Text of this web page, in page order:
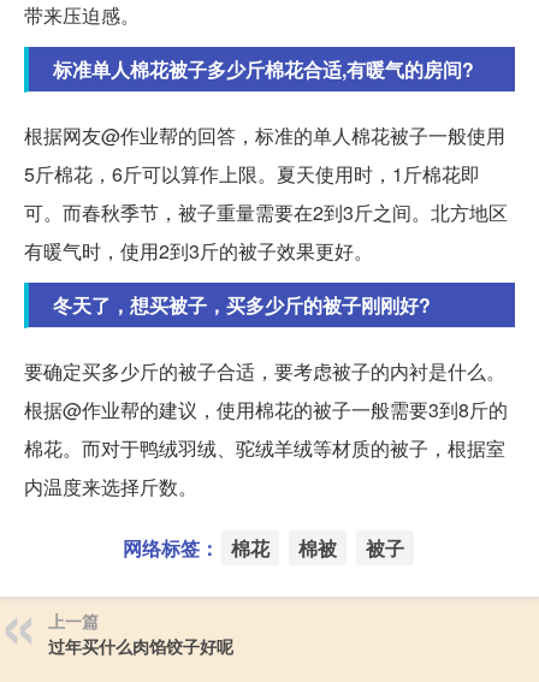
带来压迫感。
标准单人棉花被子多少斤棉花合适,有暖气的房间?
根据网友@作业帮的回答，标准的单人棉花被子一般使用
5斤棉花，6斤可以算作上限。夏天使用时，1斤棉花即
可。而春秋季节，被子重量需要在2到3斤之间。北方地区
有暖气时，使用2到3斤的被子效果更好。
冬天了，想买被子，买多少斤的被子刚刚好?
要确定买多少斤的被子合适，要考虑被子的内衬是什么。
根据@作业帮的建议，使用棉花的被子一般需要3到8斤的
棉花。而对于鸭绒羽绒、驼绒羊绒等材质的被子，根据室
内温度来选择斤数。
网络标签： 棉花 棉被 被子
上一篇
过年买什么肉馅饺子好呢